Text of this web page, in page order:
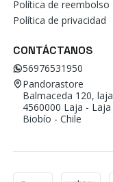
Política de reembolso
Política de privacidad
CONTÁCTANOS
56976531950
Pandorastore
Balmaceda 120, laja
4560000 Laja - Laja
Biobío - Chile